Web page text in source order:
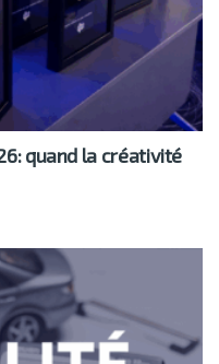
quand la créativité